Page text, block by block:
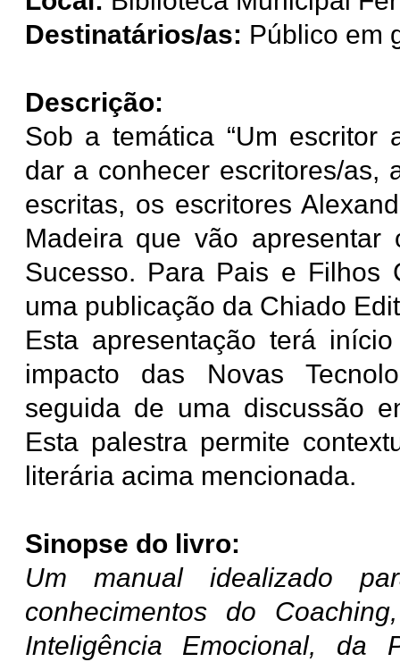
Destinatários/as: Público em
Descrição:
Sob a temática “Um escritor
dar a conhecer escritores/as,
escritas, os escritores
Madeiraque vão apresentar
Sucesso. Para Pais e Filhos
uma publicação da Chiado
Esta apresentação terá
impacto das Novas
seguida de uma discussão
Esta palestra permite
literária acima mencionada.
Sinopse do livro:
Um manual idealizado
conhecimentos do
Inteligência Emocional, da